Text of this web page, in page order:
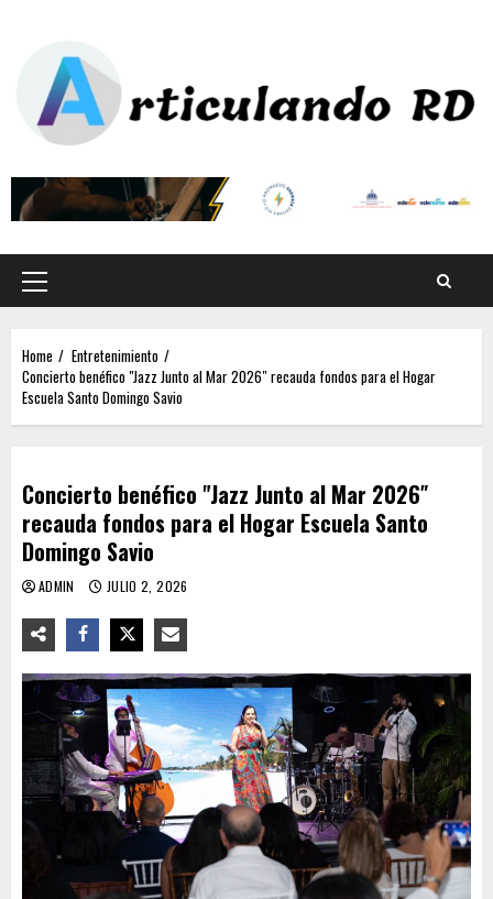
Home
Entretenimiento
Concierto benéfico "Jazz Junto al Mar 2026″ recauda fondos para el Hogar
Escuela Santo Domingo Savio
Concierto benéfico "Jazz Junto al Mar 2026″
recauda fondos para el Hogar Escuela Santo
Domingo Savio
ADMIN JULIO 2, 2026